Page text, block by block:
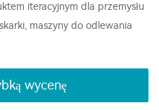
iteracyjnym dla przemysłu
maszyny do odlewania
wycenę